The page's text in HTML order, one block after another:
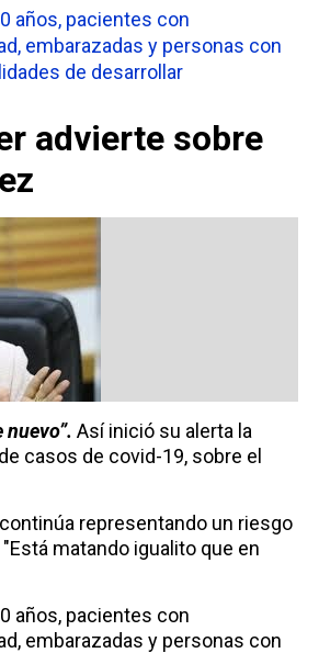
años, pacientes con
embarazadas y personas con
de desarrollar
advierte sobre
nuevo”. Así inició su alerta la
casos de covid-19, sobre el
representando un riesgo
matando igualito que en
años, pacientes con
embarazadas y personas con